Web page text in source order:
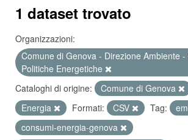
1 dataset trovato
Organizzazioni:
Comune di Genova - Direzione Ambiente -
Politiche Energetiche
Cataloghi di origine:
Comune di Genova
Energia
Formati: CSV Tag:
consumi-energia-genova